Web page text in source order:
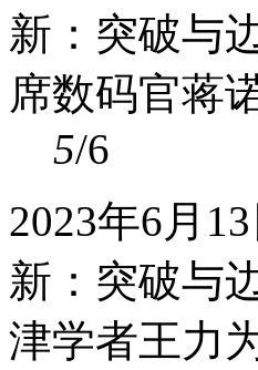
新：突破与
席数码官蒋
5/6
2023年6月
新：突破与
津学者王力